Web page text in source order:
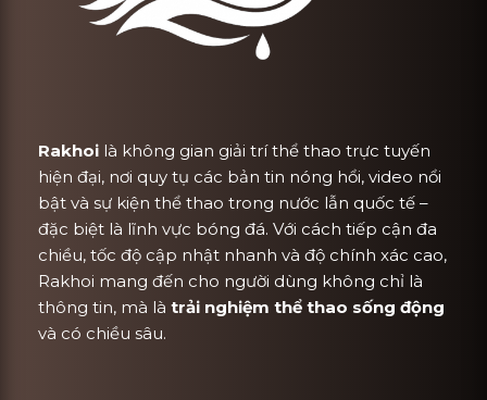
Rakhoi là không gian giải trí thể thao trực tuyến
hiện đại, nơi quy tụ các bản tin nóng hổi, video nổi
bật và sự kiện thể thao trong nước lẫn quốc tế –
đặc biệt là lĩnh vực bóng đá. Với cách tiếp cận đa
chiều, tốc độ cập nhật nhanh và độ chính xác cao,
Rakhoi mang đến cho người dùng không chỉ là
thông tin, mà là trải nghiệm thể thao sống động
và có chiều sâu.